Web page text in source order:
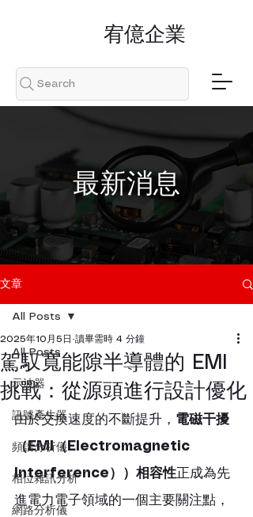
​宥億企業
Search
​最新消息
文章
All Posts
示波器
訊號產生器
頻譜分析儀
相位雜訊分析
網路分析儀
All Posts
駕馭寬能隙半導體的 EMI
挑戰：從源頭進行設計優化
2025年10月5日 讀畢需時 4 分鐘
由於交換速度的不斷提升， 電磁干擾
（EMI（Electromagnetic
Interference））相容性正成為先
進電力電子領域的一個主要關注點，